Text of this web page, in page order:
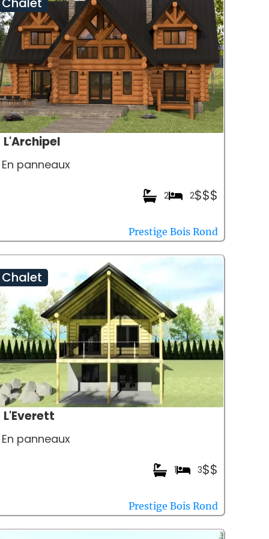
L'Archipel
En panneaux
$$$
2
2
Prestige Bois Rond
Chalet
L'Everett
En panneaux
$$
3
1
Prestige Bois Rond